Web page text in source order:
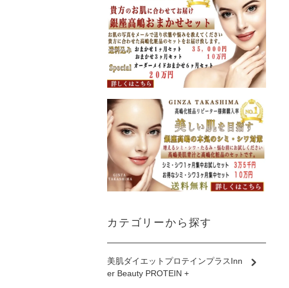
カテゴリーから探す
美肌ダイエットプロテインプラスInn
er Beauty PROTEIN +